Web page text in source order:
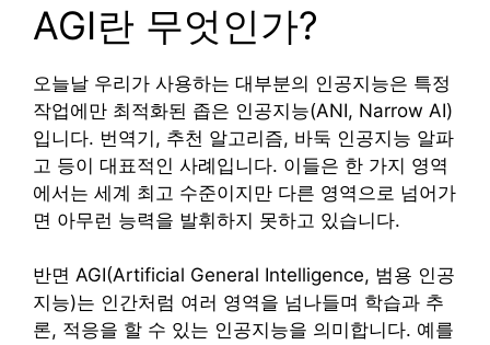
AGI란 무엇인가?
오늘날 우리가 사용하는 대부분의 인공지능은 특정
작업에만 최적화된 좁은 인공지능(ANI, Narrow AI)
입니다. 번역기, 추천 알고리즘, 바둑 인공지능 알파
고 등이 대표적인 사례입니다. 이들은 한 가지 영역
에서는 세계 최고 수준이지만 다른 영역으로 넘어가
면 아무런 능력을 발휘하지 못하고 있습니다.
반면 AGI(Artificial General Intelligence, 범용 인공
지능)는 인간처럼 여러 영역을 넘나들며 학습과 추
론, 적응을 할 수 있는 인공지능을 의미합니다. 예를